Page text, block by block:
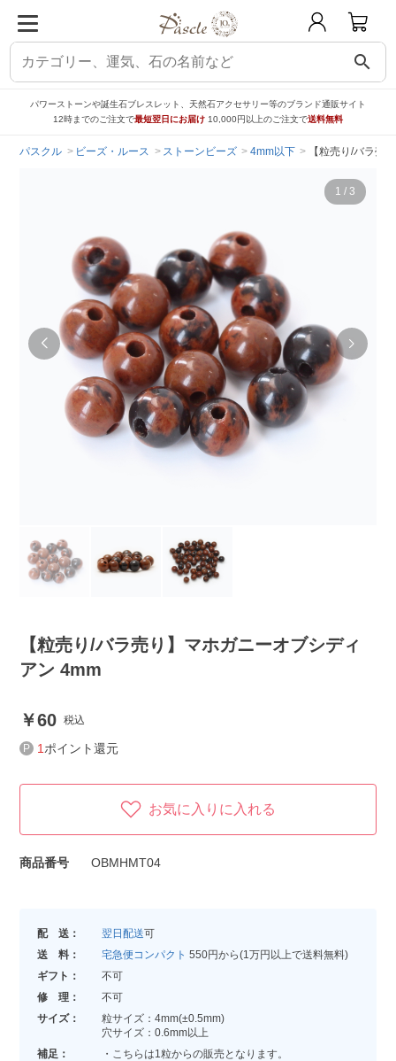
search
パワーストーンや誕生石ブレスレット、天然石アクセサリー等のブランド通販サイト
12時までのご注文で最短翌日にお届け 10,000円以上のご注文で送料無料
パスクル ビーズ・ルース ストーンビーズ 4mm以下 【粒売り/バラ売
1 / 3
【粒売り/バラ売り】マホガニーオブシディ
アン 4mm
60 税込
1 ポイント還元
お気に入りに入れる
商品番号 OBMHMT04
配 送： 翌日配送可
送 料：
宅急便コンパクト 550円から(1万円以上で送料無料)
ギフト：
不可
修 理：
不可
サイズ：
粒サイズ：4mm(±0.5mm)
穴サイズ：0.6mm以上
補足：
・こちらは1粒からの販売となります。